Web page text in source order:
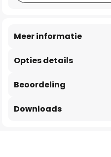
Opties details
Meer informatie
Beoordeling
Downloads